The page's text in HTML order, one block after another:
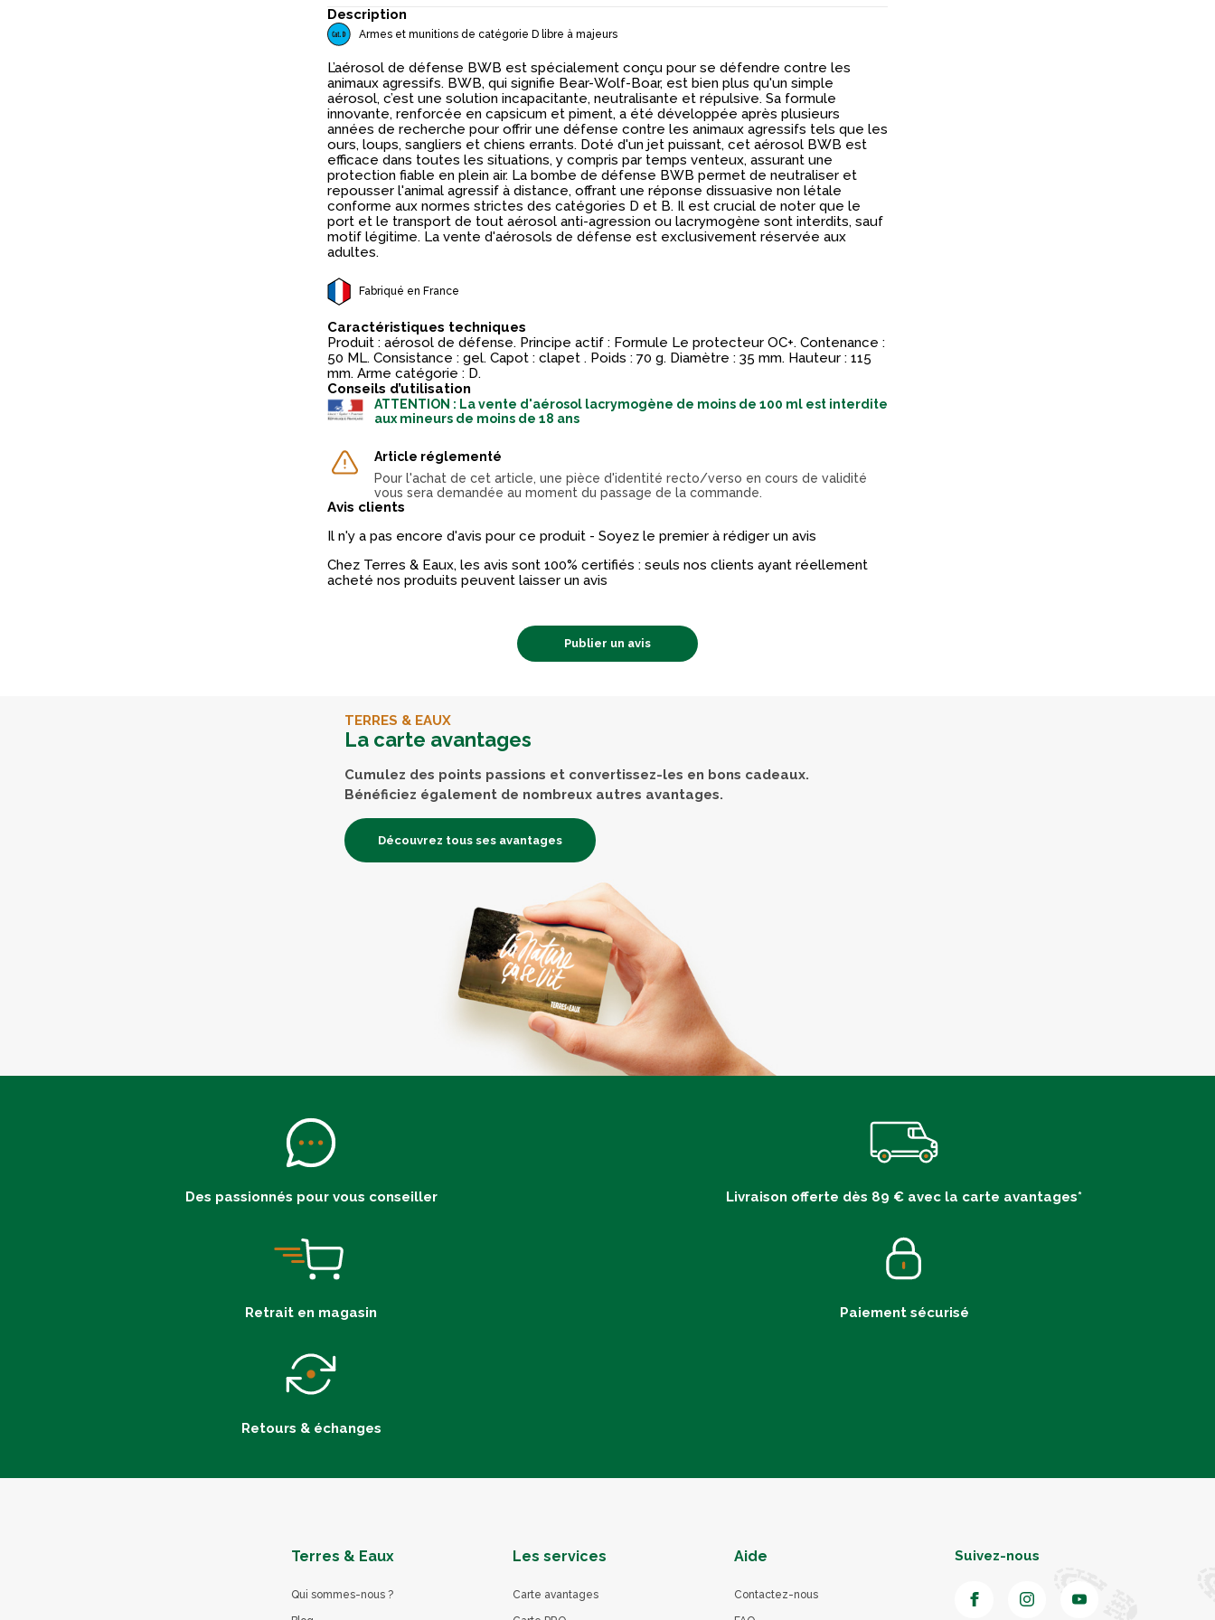
Description
Armes et munitions de catégorie D libre à majeurs
L’aérosol de défense BWB est spécialement conçu pour se défendre contre les
animaux agressifs. BWB, qui signifie Bear-Wolf-Boar, est bien plus qu'un simple
aérosol, c’est une solution incapacitante, neutralisante et répulsive. Sa formule
innovante, renforcée en capsicum et piment, a été développée après plusieurs
années de recherche pour offrir une défense contre les animaux agressifs tels que les
ours, loups, sangliers et chiens errants. Doté d'un jet puissant, cet aérosol BWB est
efficace dans toutes les situations, y compris par temps venteux, assurant une
protection fiable en plein air. La bombe de défense BWB permet de neutraliser et
repousser l'animal agressif à distance, offrant une réponse dissuasive non létale
conforme aux normes strictes des catégories D et B. Il est crucial de noter que le
port et le transport de tout aérosol anti-agression ou lacrymogène sont interdits, sauf
motif légitime. La vente d'aérosols de défense est exclusivement réservée aux
adultes.
Fabriqué en France
Caractéristiques techniques
Produit : aérosol de défense. Principe actif : Formule Le protecteur OC+. Contenance :
50 ML. Consistance : gel. Capot : clapet . Poids : 70 g. Diamètre : 35 mm. Hauteur : 115
mm. Arme catégorie : D.
Conseils d’utilisation
ATTENTION : La vente d'aérosol lacrymogène de moins de 100 ml est interdite
aux mineurs de moins de 18 ans
Article réglementé
Pour l'achat de cet article, une pièce d'identité recto/verso en cours de validité
vous sera demandée au moment du passage de la commande.
Avis clients
Il n'y a pas encore d'avis pour ce produit - Soyez le premier à rédiger un avis
Chez Terres & Eaux, les avis sont 100% certifiés : seuls nos clients ayant réellement
acheté nos produits peuvent laisser un avis
Publier un avis
TERRES & EAUX
La carte avantages
Cumulez des points passions et convertissez-les en bons cadeaux.
Bénéficiez également de nombreux autres avantages.
Découvrez tous ses avantages
Des passionnés pour vous conseiller Livraison offerte dès 89 € avec la carte avantages*
Retrait en magasin Paiement sécurisé
Retours & échanges
Terres & Eaux
Qui sommes-nous ?
Les services
Carte avantages
Aide
Contactez-nous
Suivez-nous